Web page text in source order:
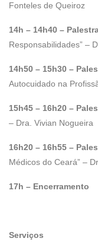
Fonteles de Queiroz
14h – 14h40 –
Responsabilidades” –
14h50 – 15h30 –
Autocuidado na
15h45 – 16h20 –
– Dra. Vivian Nogueira
16h20 – 16h55 –
Médicos do Ceará” –
17h – Encerramento
Serviços